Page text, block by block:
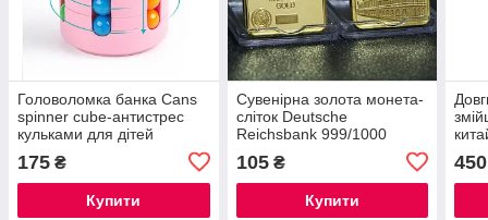
Головоломка банка Cans
spinner cube-антистрес
кульками для дітей
розвивальна головоломка-
антистрес іграшка
175 ₴
Купити
Сувенірна золота монета-
сліток Deutsche
Reichsbank 999/1000
105₴
Купити
450